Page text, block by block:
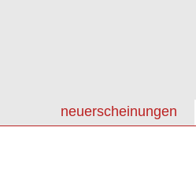
neuerscheinungen